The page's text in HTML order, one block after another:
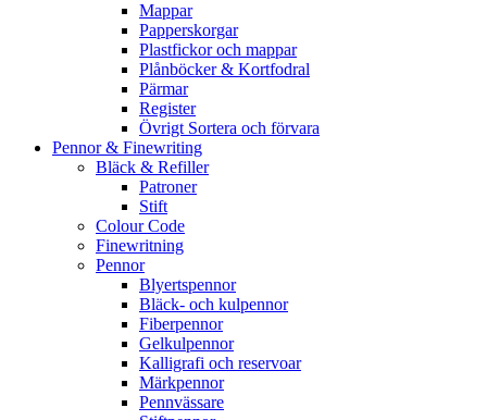
Mappar
Papperskorgar
Plastfickor och mappar
Plånböcker & Kortfodral
Pärmar
Register
Övrigt Sortera och förvara
Pennor & Finewriting
Bläck & Refiller
Patroner
Stift
Colour Code
Finewritning
Pennor
Blyertspennor
Bläck- och kulpennor
Fiberpennor
Gelkulpennor
Kalligrafi och reservoar
Märkpennor
Pennvässare